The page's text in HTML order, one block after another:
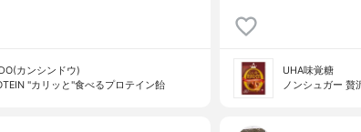
カンシンドウ)
"カリッと"食べるプロテイン飴
UHA味覚糖
ノンシュガー 贅